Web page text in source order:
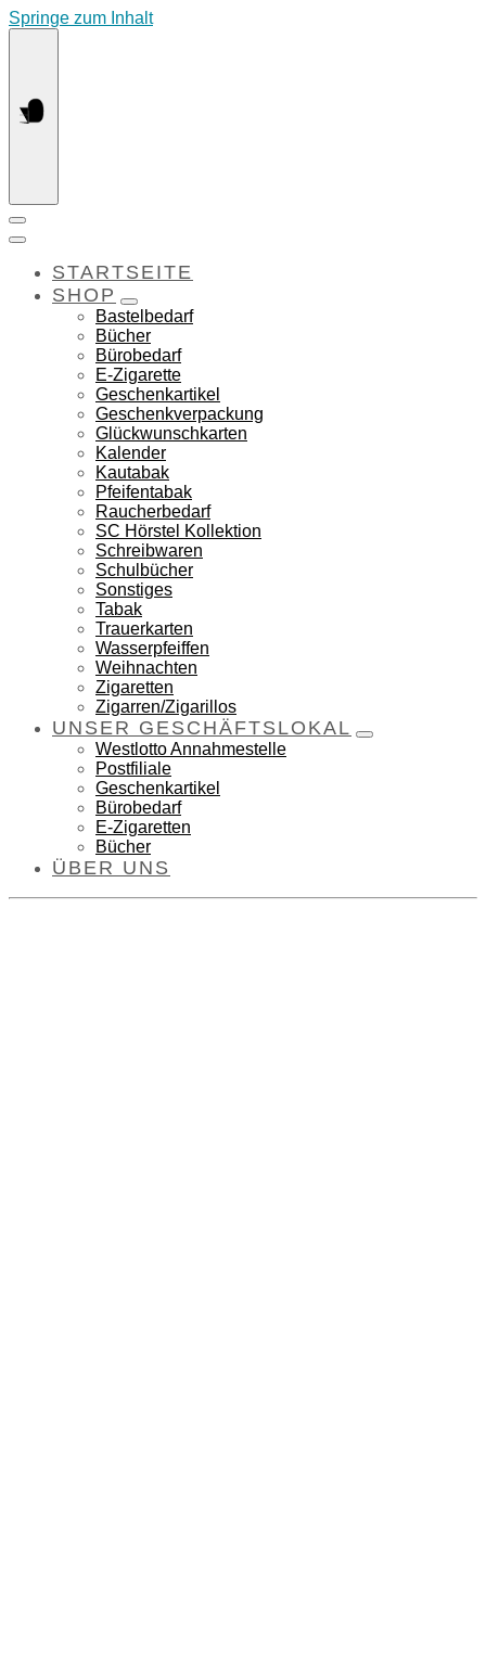
Springe zum Inhalt
STARTSEITE
SHOP
Bastelbedarf
Bücher
Bürobedarf
E-Zigarette
Geschenkartikel
Geschenkverpackung
Glückwunschkarten
Kalender
Kautabak
Pfeifentabak
Raucherbedarf
SC Hörstel Kollektion
Schreibwaren
Schulbücher
Sonstiges
Tabak
Trauerkarten
Wasserpfeiffen
Weihnachten
Zigaretten
Zigarren/Zigarillos
UNSER GESCHÄFTSLOKAL
Westlotto Annahmestelle
Postfiliale
Geschenkartikel
Bürobedarf
E-Zigaretten
Bücher
ÜBER UNS